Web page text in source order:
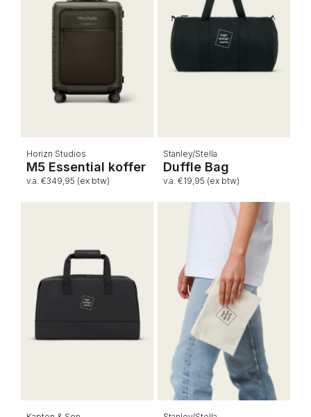
Horizn Studios
M5 Essential koffer
v.a. €349,95 (ex btw)
Stanley/Stella
Duffle Bag
v.a. €19,95 (ex btw)